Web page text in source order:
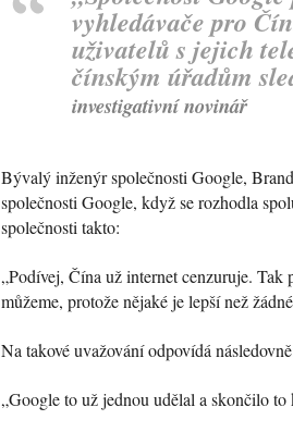
vyhledávače pro
uživatelů s jejich
čínským úřadům
investigativní novinář
Bývalý inženýr společnosti Google,
společnosti Google, když se rozhodla
společnosti takto:
„Podívej, Čína už internet cenzuruje. Tak
můžeme, protože nějaké je lepší než
Na takové uvažování odpovídá
„Google to už jednou udělal a skončilo to